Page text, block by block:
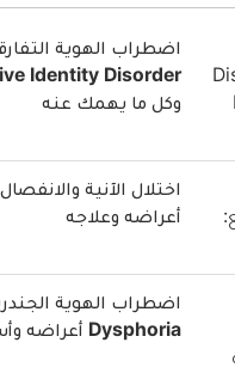
اضطراب الهوية
Identity Disorder
وكل ما يهمك عنه
اختلال الآنية
أعراضه وعلاجه
Dysphoria أعراضه وأسبابه